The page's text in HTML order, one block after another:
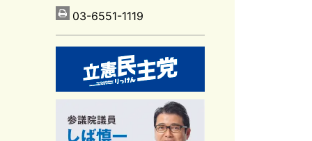
03-6551-1119